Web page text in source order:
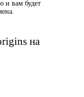
и вам будет
на